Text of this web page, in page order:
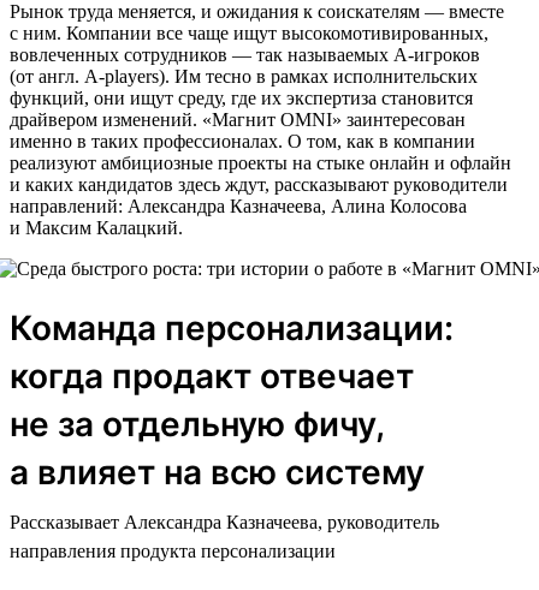
Рынок труда меняется, и ожидания к соискателям — вместе
с ним. Компании все чаще ищут высокомотивированных,
вовлеченных сотрудников — так называемых А-игроков
(от англ. A-players). Им тесно в рамках исполнительских
функций, они ищут среду, где их экспертиза становится
драйвером изменений. «Магнит OMNI» заинтересован
именно в таких профессионалах. О том, как в компании
реализуют амбициозные проекты на стыке онлайн и офлайн
и каких кандидатов здесь ждут, рассказывают руководители
направлений: Александра Казначеева, Алина Колосова
и Максим Калацкий.
Команда персонализации:
когда продакт отвечает
не за отдельную фичу,
а влияет на всю систему
Рассказывает Александра Казначеева, руководитель
направления продукта персонализации